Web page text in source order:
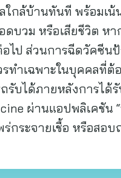
ใกล้บ้านทันที พร้อมเ
ดบวม หรือเสียชีวิต ห
ไป ส่วนการฉีดวัคซีน
ทำเฉพาะในบุคคลที่ต้
บได้ภายหลังการได้รั
ผ่านแอปพลิเคชัน
กระจายเชื้อ หรือสอบ